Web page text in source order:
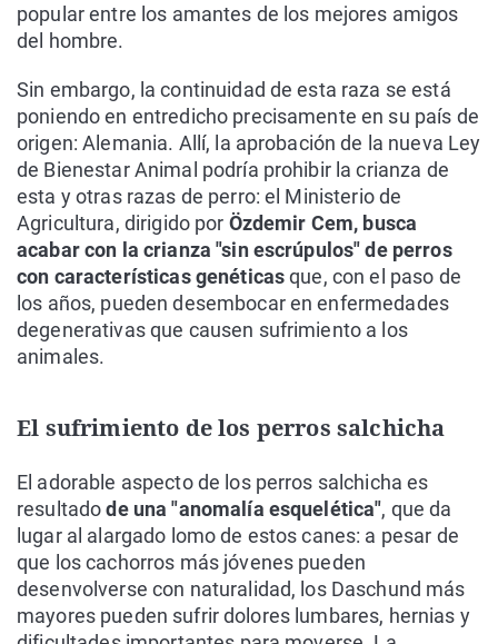
popular entre los amantes de los mejores amigos
del hombre.
Sin embargo, la continuidad de esta raza se está
poniendo en entredicho precisamente en su país de
origen: Alemania. Allí, la aprobación de la nueva Ley
de Bienestar Animal podría prohibir la crianza de
esta y otras razas de perro: el Ministerio de
Agricultura, dirigido por Özdemir Cem, busca
acabar con la crianza "sin escrúpulos" de perros
con características genéticasque, con el paso de
los años, pueden desembocar en enfermedades
degenerativas que causen sufrimiento a los
animales.
El sufrimiento de los perros salchicha
El adorable aspecto de los perros salchicha es
resultadode una "anomalía esquelética", que da
lugar al alargado lomo de estos canes: a pesar de
que los cachorros más jóvenes pueden
desenvolverse con naturalidad, los Daschund más
mayores pueden sufrir dolores lumbares, hernias y